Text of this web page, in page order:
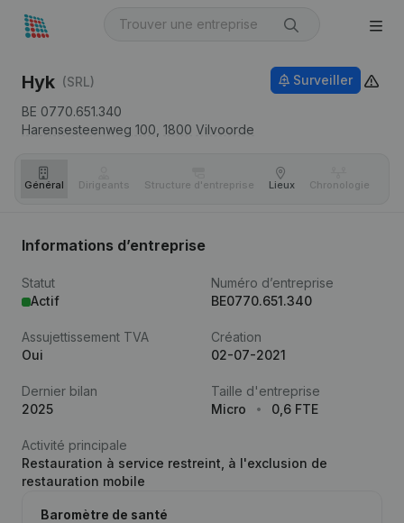
Hyk (SRL)
BE 0770.651.340
Harensesteenweg 100, 1800 Vilvoorde
Surveiller
Général Dirigeants Structure d'entreprise Lieux Chronologie
Informations d’entreprise
Statut
Actif
Numéro d’entreprise
BE0770.651.340
Assujettissement TVA
Oui
Création
02-07-2021
Dernier bilan
2025
Taille d'entreprise
Micro
0,6 FTE
Activité principale
Restauration à service restreint, à l'exclusion de
restauration mobile
Baromètre de santé